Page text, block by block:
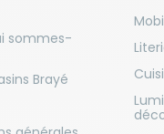
sommes-
Brayé